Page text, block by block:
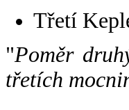
Třetí
"Poměr
třetích